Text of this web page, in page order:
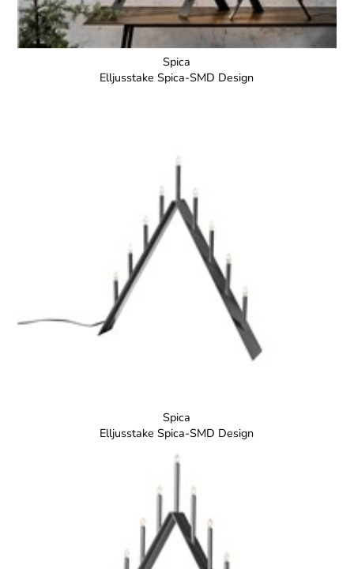
Spica
Elljusstake Spica-SMD Design
Spica
Elljusstake Spica-SMD Design